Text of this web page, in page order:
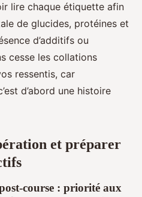
lire chaque étiquette afin
de glucides, protéines et
d’additifs ou
cesse les collations
ressentis, car
d’abord une histoire
et préparer
course : priorité aux